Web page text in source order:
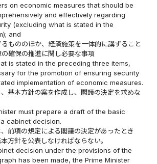
on economic measures that should be
and effectively regarding
(excluding what is stated in the
and
もののほか、経済施策を一体的に講ずること
確保の推進に関し必要な事項
is stated in the preceding three items,
for the promotion of ensuring security
implementation of economic measures.
基本方針の案を作成し、閣議の決定を求めな
must prepare a draft of the basic
cabinet decision.
前項の規定による閣議の決定があったとき
方針を公表しなければならない。
decision under the provisions of the
has been made, the Prime Minister